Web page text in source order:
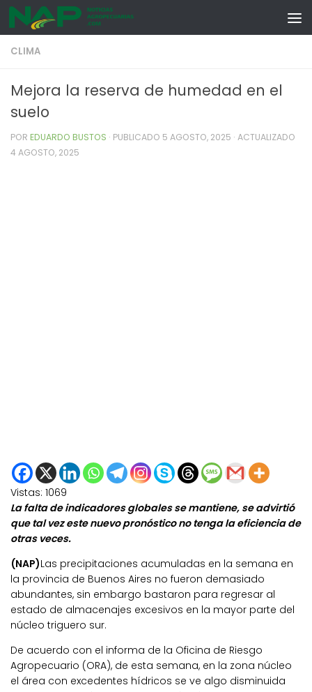
Skip to content
CLIMA
Mejora la reserva de humedad en el
suelo
POR EDUARDO BUSTOS · PUBLICADO 5 AGOSTO, 2025 · ACTUALIZADO
4 AGOSTO, 2025
Vistas: 1069
La falta de indicadores globales se mantiene, se advirtió
que tal vez este nuevo pronóstico no tenga la eficiencia de
otras veces.
(NAP)Las precipitaciones acumuladas en la semana en
la provincia de Buenos Aires no fueron demasiado
abundantes, sin embargo bastaron para regresar al
estado de almacenajes excesivos en la mayor parte del
núcleo triguero sur.
De acuerdo con el informa de la Oficina de Riesgo
Agropecuario (ORA), de esta semana, en la zona núcleo
el área con excedentes hídricos se ve algo disminuida